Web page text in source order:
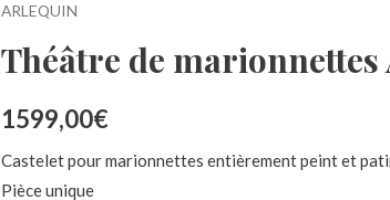
ARLEQUIN
Théâtre de marionnettes
1599,00€
Castelet pour marionnettes entièrement peint et
Pièce unique